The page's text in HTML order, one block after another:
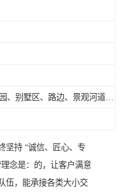
坚持 “诚信、匠心、专
念是：的，让客户满意
伍，能承接各类大小交